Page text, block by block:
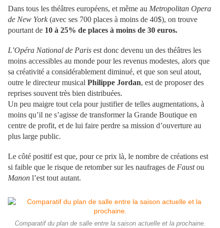
Dans tous les théâtres européens, et même au Metropolitan Opera
de New York(avec ses 700 places à moins de 40$), on trouve
pourtant de 10 à 25% de places à moins de 30 euros.
L’Opéra National de Paris est donc devenu un des théâtres les
moins accessibles au monde pour les revenus modestes, alors que
sa créativité a considérablement diminué, et que son seul atout,
outre le directeur musical Philippe Jordan, est de proposer des
reprises souvent très bien distribuées.
Un peu maigre tout cela pour justifier de telles augmentations, à
moins qu’il ne s’agisse de transformer la Grande Boutique en
centre de profit, et de lui faire perdre sa mission d’ouverture au
plus large public.
Le côté positif est que, pour ce prix là, le nombre de créations est
si faible que le risque de retomber sur les naufrages de Faustou
Manon l’est tout autant.
Comparatif du plan de salle entre la saison actuelle et la prochaine.